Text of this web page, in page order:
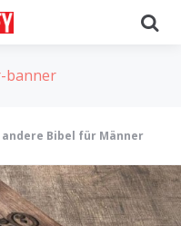
Bibel für Männer